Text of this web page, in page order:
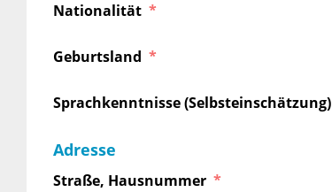
Nationalität
Geburtsland
Sprachkenntnisse (Selbsteinschätzung)
Adresse
Straße, Hausnummer